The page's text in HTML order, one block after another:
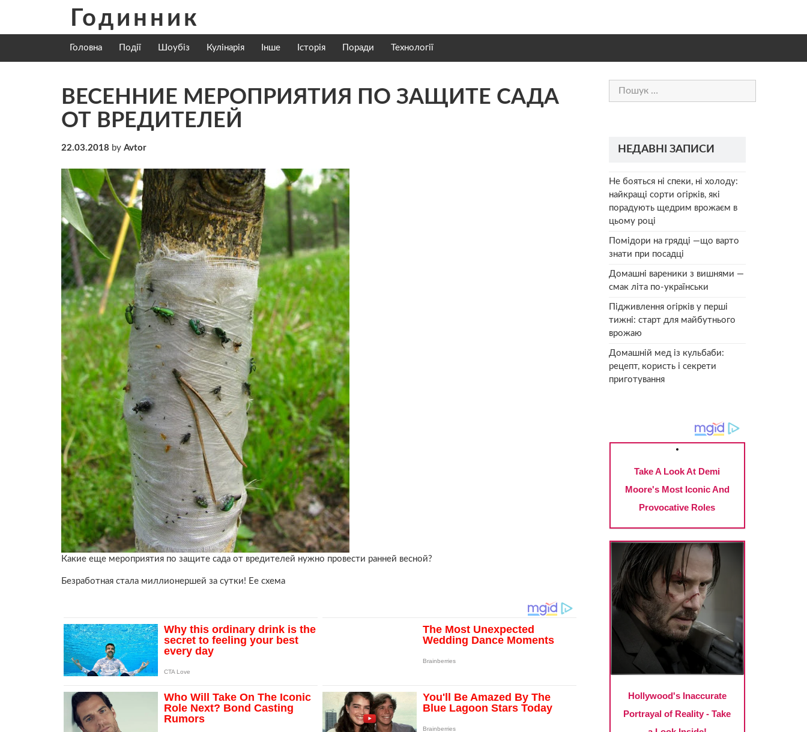
content
Годинник
Головна Події Шоубіз Кулінарія Інше Історія Поради Технології
ВЕСЕННИЕ МЕРОПРИЯТИЯ ПО ЗАЩИТЕ САДА
ОТ ВРЕДИТЕЛЕЙ
22.03.2018 by Avtor
Какие еще мероприятия по защите сада от вредителей нужно провести ранней весной?
Безработная стала миллионершей за сутки! Ее схема
Пошук:
НЕДАВНІ ЗАПИСИ
Не бояться ні спеки, ні холоду:
найкращі сорти огірків, які
порадують щедрим врожаєм в
цьому році
Помідори на грядці —що варто
знати при посадці
Домашні вареники з вишнями —
смак літа по-українськи
Підживлення огірків у перші
тижні: старт для майбутнього
врожаю
Домашній мед із кульбаби:
рецепт, користь і секрети
приготування